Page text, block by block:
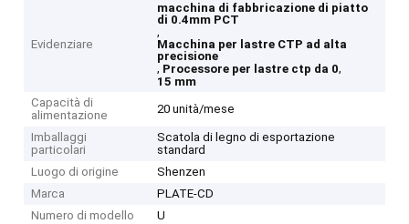
Evidenziare
macchina di fabbricazione di piatto
di 0.4mm PCT
,
Macchina per lastre CTP ad alta
precisione
, Processore per lastre ctp da 0,
15 mm
Capacità di
alimentazione
20 unità/mese
Imballaggi
particolari
Scatola di legno di esportazione
standard
Luogo di origine
Shenzen
Marca
PLATE-CD
Numero di modello
U